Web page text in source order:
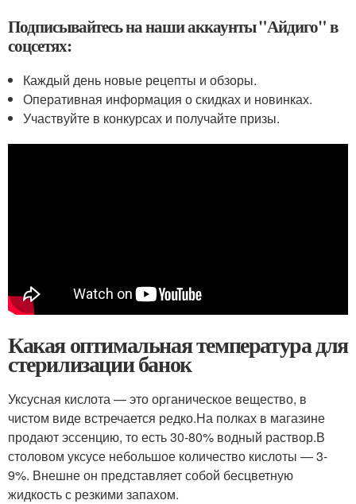
Подписывайтесь на наши аккаунты "Айдиго" в
соцсетях:
Каждый день новые рецепты и обзоры.
Оперативная информация о скидках и новинках.
Участвуйте в конкурсах и получайте призы.
Какая оптимальная температура для
стерилизации банок
Уксусная кислота — это органическое вещество, в
чистом виде встречается редко.На полках в магазине
продают эссенцию, то есть 30-80% водный раствор.В
столовом уксусе небольшое количество кислоты — 3-
9%. Внешне он представляет собой бесцветную
жидкость с резкими запахом.